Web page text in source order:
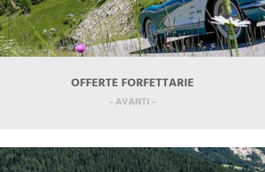
OFFERTE FORFETTARIE
- AVANTI -